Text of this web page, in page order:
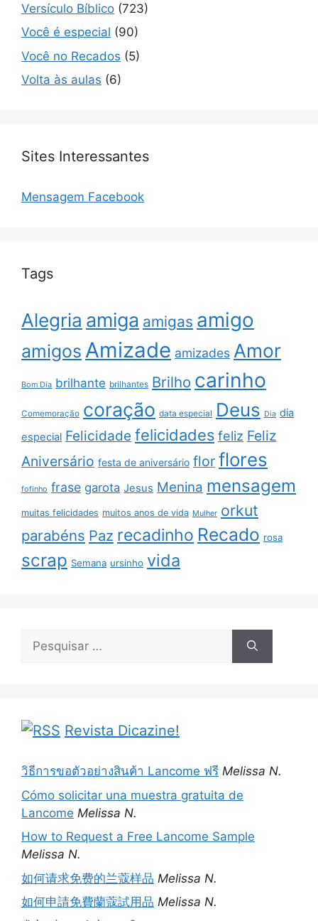
Versículo Bíblico (723)
Você é especial (90)
Você no Recados (5)
Volta às aulas (6)
Sites Interessantes
Mensagem Facebook
Tags
Alegria amiga amigas amigo
amigos Amizade amizades Amor
Bom Dia brilhante brilhantes Brilho carinho
Comemoração coração data especial Deus Dia dia
especial Felicidade felicidades feliz Feliz
Aniversário festa de aniversário flor flores
fofinho frase garota Jesus Menina mensagem
muitas felicidades muitos anos de vida Mulher orkut
parabéns Paz recadinho Recado rosa
scrap Semana ursinho vida
Pesquisar
Revista Dicazine!
วิธีการขอตัวอย่างสินค้า Lancome ฟรี Melissa N.
Cómo solicitar una muestra gratuita de
Lancome Melissa N.
How to Request a Free Lancome Sample
Melissa N.
如何请求免费的兰蔻样品 Melissa N.
如何申請免費蘭蔻試用品 Melissa N.